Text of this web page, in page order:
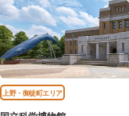
上野・御徒町エリア